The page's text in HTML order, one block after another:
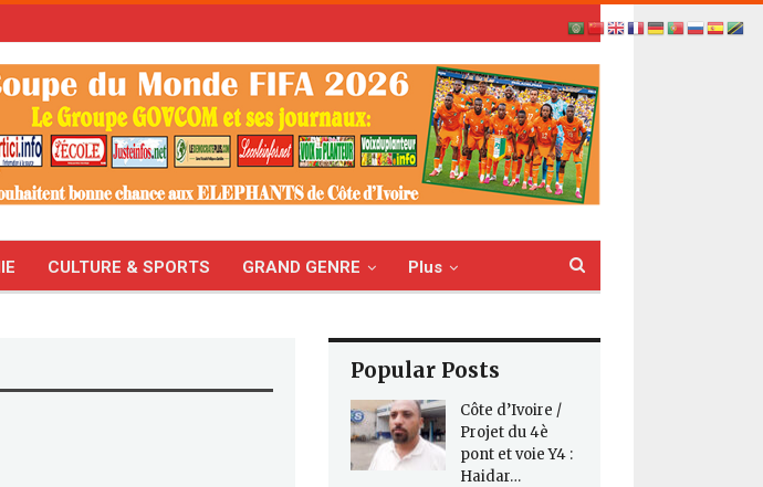
CULTURE & SPORTS GRAND GENRE Plus
Popular Posts
Côte d’Ivoire /
Projet du 4è
pont et voie Y4 :
Haidar…